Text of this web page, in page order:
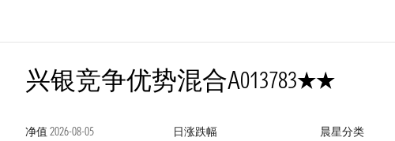
兴银竞争优势混合A013783
净值 2026-08-05 日涨跌幅 晨星分类